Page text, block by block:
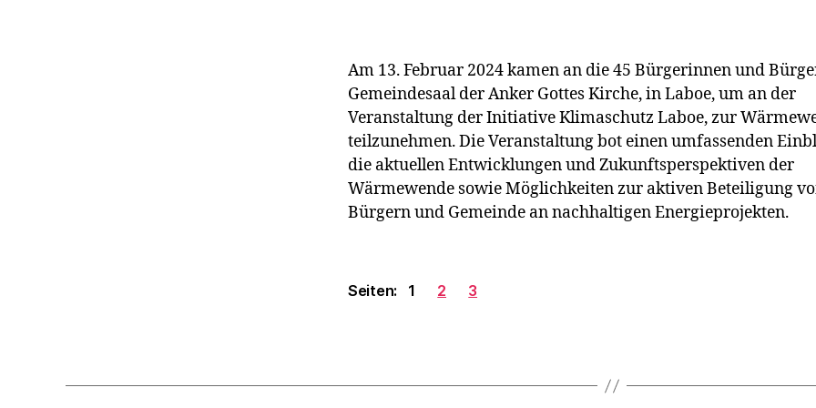
Am 13. Februar 2024 kamen an die 45 Bürgerinnen und
Gemeindesaal der Anker Gottes Kirche, in Laboe, um an der
Veranstaltung der Initiative Klimaschutz Laboe, zur
teilzunehmen. Die Veranstaltung bot einen umfassenden
die aktuellen Entwicklungen und Zukunftsperspektiven der
Wärmewende sowie Möglichkeiten zur aktiven Beteiligung
Bürgern und Gemeinde an nachhaltigen Energieprojekten.
Seiten: 1 2 3